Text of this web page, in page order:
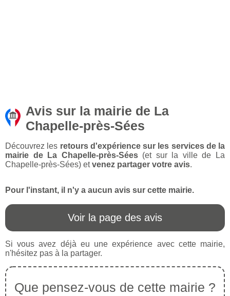
Avis sur la mairie de La
Chapelle-près-Sées
Découvrez les retours d'expérience sur les services de la
mairie de La Chapelle-près-Sées(et sur la ville de La
Chapelle-près-Sées) etvenez partager votre avis.
Pour l'instant, il n'y a aucun avis sur cette mairie.
Voir la page des avis
Si vous avez déjà eu une expérience avec cette mairie,
n'hésitez pas à la partager.
Que pensez-vous de cette mairie ?